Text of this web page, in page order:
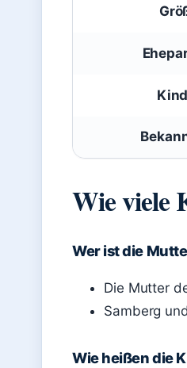
Wie viele
Wer ist die
Die Mutter
Samberg
Wie heißen die